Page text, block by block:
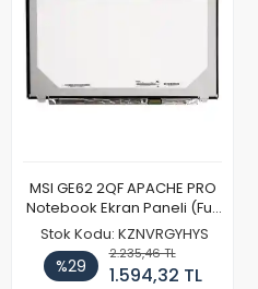
MSI GE62 2QF APACHE PRO
Notebook Ekran Paneli (Full
HD)
Stok Kodu: KZNVRGYHYS
%29
2.235,46 TL
1.594,32 TL